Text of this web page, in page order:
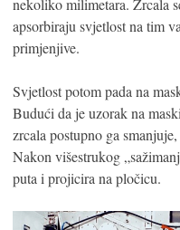
nekoliko milimetara. Zrcala
apsorbiraju svjetlost na tim
primjenjive.
Svjetlost potom pada na
Budući da je uzorak na
zrcala postupno ga
Nakon višestrukog
puta i projicira na pločicu.